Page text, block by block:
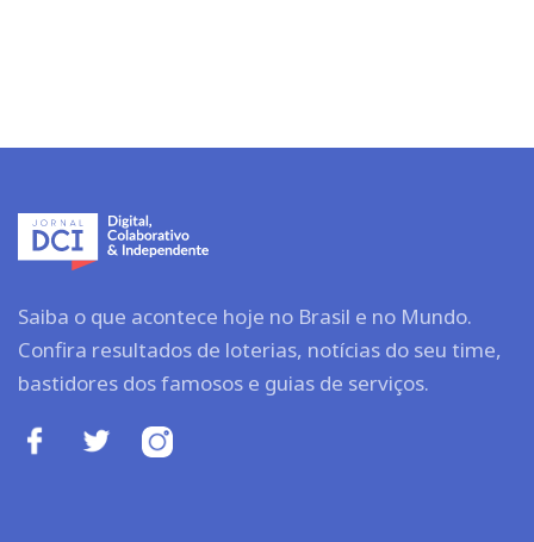
Saiba o que acontece hoje no Brasil e no Mundo.
Confira resultados de loterias, notícias do seu time,
bastidores dos famosos e guias de serviços.